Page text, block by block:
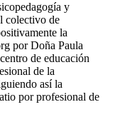
y
colectivo de
la
por Doña Paula
de educación
de la
así la
por profesional de